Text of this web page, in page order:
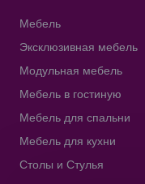
Мебель
Эксклюзивная мебель
Модульная мебель
Мебель в гостиную
Мебель для спальни
Мебель для кухни
Столы и Стулья